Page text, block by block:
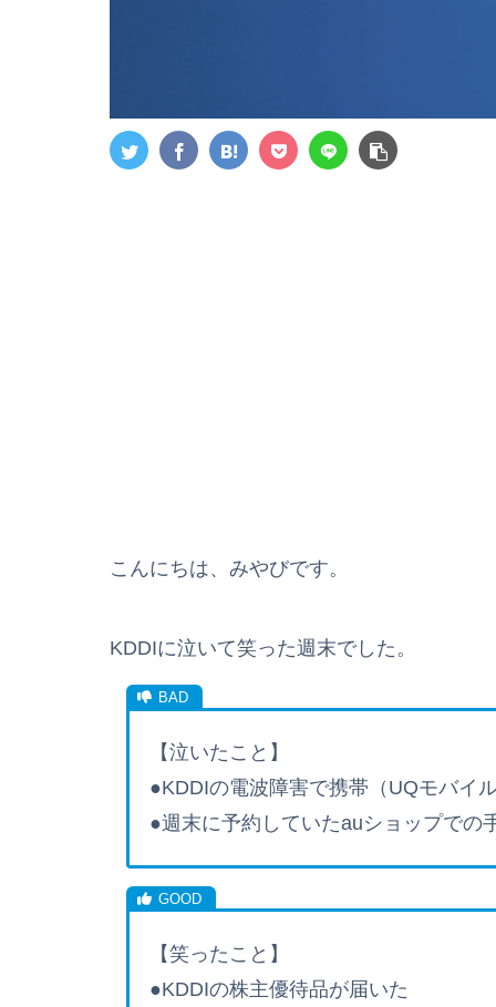
こんにちは、みやびです。
KDDIに泣いて笑った週末でした。
【泣いたこと】
●KDDIの電波障害で携帯（UQモバイ
●週末に予約していたauショップでの
【笑ったこと】
●KDDIの株主優待品が届いた